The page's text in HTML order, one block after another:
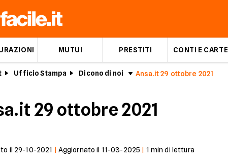
MUTUI PRESTITI CONTI E CARTE
Ufficio Stampa Dicono di noi Ansa.it 29 ottobre 2021
29 ottobre 2021
il 29-10-2021 Aggiornato il 11-03-2025 1 min di lettura